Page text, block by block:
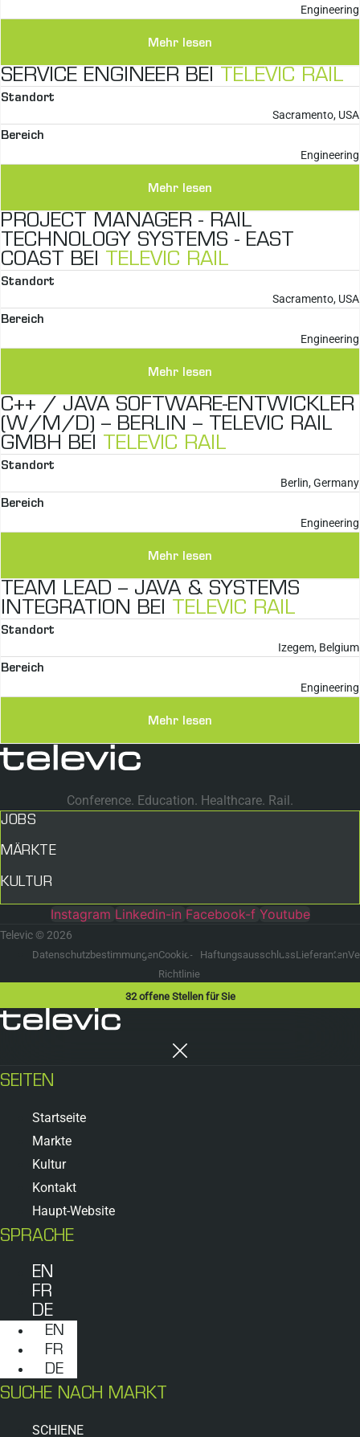
Engineering
Mehr lesen
SERVICE ENGINEER BEI TELEVIC RAIL
Standort
Sacramento, USA
Bereich
Engineering
Mehr lesen
PROJECT MANAGER - RAIL
TECHNOLOGY SYSTEMS - EAST
COAST BEI
TELEVIC RAIL
Standort
Sacramento, USA
Bereich
Engineering
Mehr lesen
C++ / JAVA SOFTWARE-ENTWICKLER
(W/M/D) – BERLIN – TELEVIC RAIL
GMBH BEI
TELEVIC RAIL
Standort
Berlin, Germany
Bereich
Engineering
Mehr lesen
TEAM LEAD – JAVA & SYSTEMS
INTEGRATION BEI
TELEVIC RAIL
Standort
Izegem, Belgium
Bereich
Engineering
Mehr lesen
Conference. Education. Healthcare. Rail.
JOBS
MÄRKTE
KULTUR
Instagram Linkedin-in Facebook-f Youtube
Televic © 2026
DatenschutzbestimmungenCookie-
Richtlinie
HaftungsausschlussLieferanten
32offene Stellen für Sie
SEITEN
Startseite
Markte
Kultur
Kontakt
Haupt-Website
SPRACHE
EN
FR
DE
EN
FR
DE
SUCHE NACH MARKT
SCHIENE